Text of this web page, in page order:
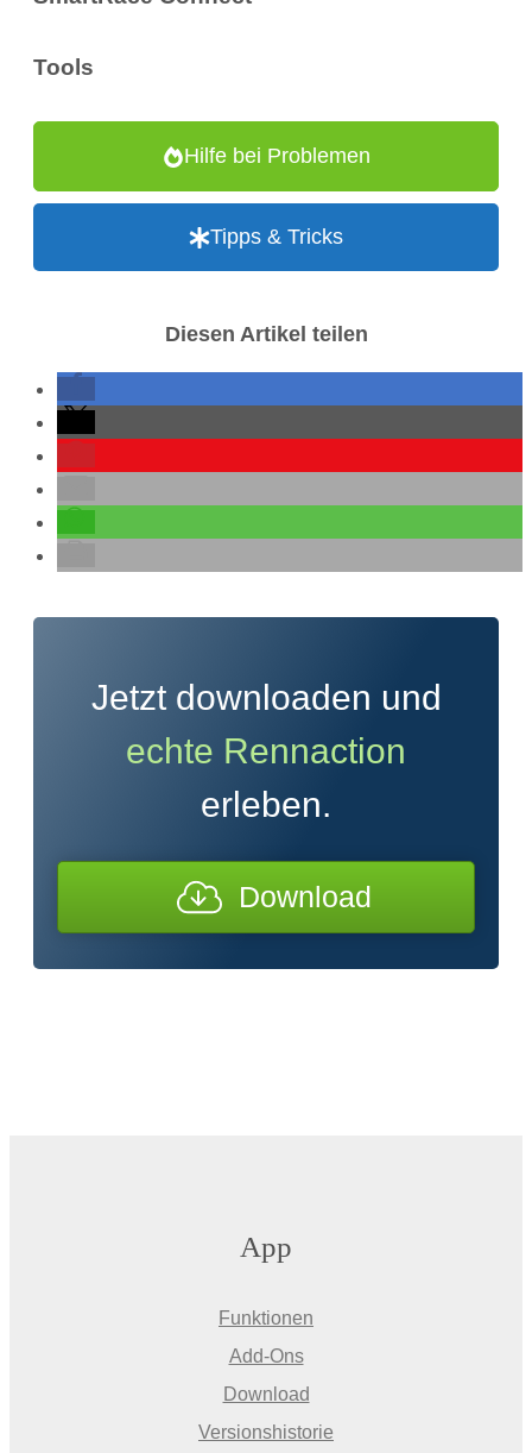
Tools
Hilfe bei Problemen
Tipps & Tricks
Diesen Artikel teilen
Jetzt downloaden und
echte Rennaction
erleben.
Download
App
Funktionen
Add-Ons
Download
Versionshistorie